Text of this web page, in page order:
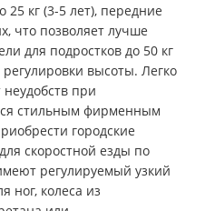
кг (3-5 лет), передние
что позволяет лучше
для подростков до 50 кг
высоты. Легко
при
стильным фирменным
городские
скоростной езды по
регулируемый узкий
ног, колеса из